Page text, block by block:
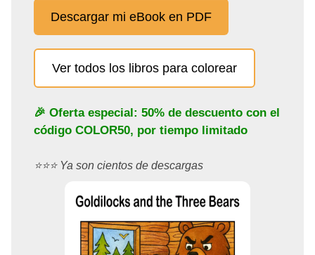
Descargar mi eBook en PDF
Ver todos los libros para colorear
🎉 Oferta especial: 50% de descuento con el
código COLOR50, por tiempo limitado
⭐️⭐️⭐️ Ya son cientos de descargas